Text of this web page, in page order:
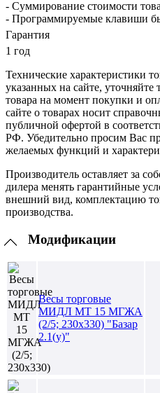
- Суммирование стоимости
- Программируемые клавиши
Гарантия
1 год
Технические характеристики
указанных на сайте, уточняйте
товара на момент покупки и
сайте о товарах носит
публичной офертой в
РФ. Убедительно просим Вас
желаемых функций и
Производитель оставляет за
дилера менять гарантийные
внешний вид, комплектацию
производства.
Модификации
Весы торговые
МИДЛ МТ 15 МГЖА
(2/5; 230х330) "Базар
2.1(у)"